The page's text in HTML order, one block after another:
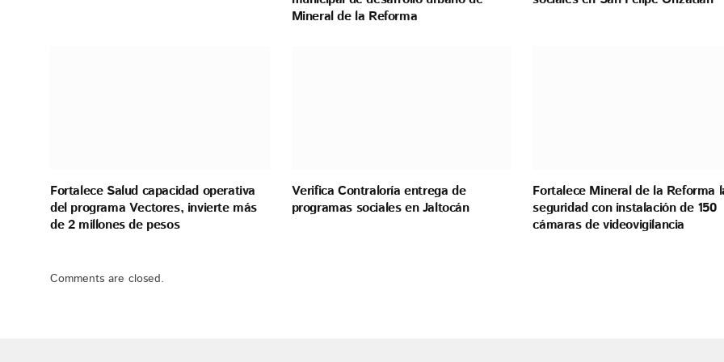
Mineral de la Reforma
Fortalece Salud capacidad operativa
del programa Vectores, invierte más
de 2 millones de pesos
Verifica Contraloría entrega de
programas sociales en Jaltocán
Fortalece Mineral de la Reforma
seguridad con instalación de 150
cámaras de videovigilancia
Comments are closed.